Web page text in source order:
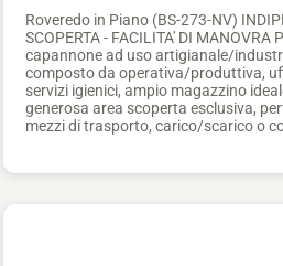
Roveredo in Piano (BS-273-NV)
SCOPERTA - FACILITA' DI
capannone ad uso artigianale/
composto da operativa/produttiva,
servizi igienici, ampio magazzino
generosa area scoperta esclusiva,
mezzi di trasporto, carico/scarico o